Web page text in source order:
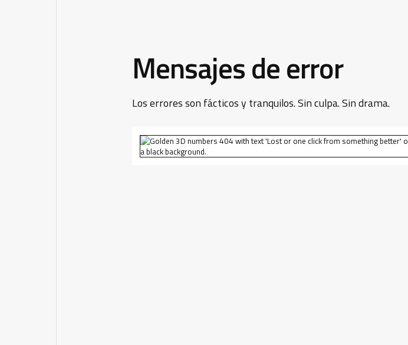
Mensajes de error
Los errores son fácticos y tranquilos. Sin culpa. Sin drama.